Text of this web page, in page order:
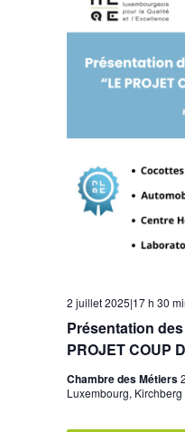
Présentation
PROJET COUP
2 juillet 2025|17 h 30
Chambre des Métiers
Luxembourg,